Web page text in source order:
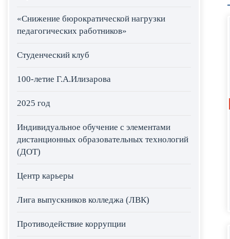
«Снижение бюрократической нагрузки
педагогических работников»
Студенческий клуб
100-летие Г.А.Илизарова
2025 год
Индивидуальное обучение с элементами
дистанционных образовательных технологий
(ДОТ)
Центр карьеры
Лига выпускников колледжа (ЛВК)
Противодействие коррупции